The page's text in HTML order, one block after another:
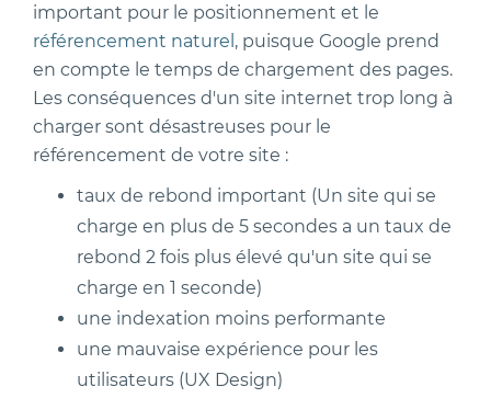
important pour le positionnement et le
référencement naturel , puisque Google prend
en compte le temps de chargement des pages.
Les conséquences d'un site internet trop long à
charger sont désastreuses pour le
référencement de votre site :
taux de rebond important (Un site qui se
charge en plus de 5 secondes a un taux de
rebond 2 fois plus élevé qu'un site qui se
charge en 1 seconde)
une indexation moins performante
une mauvaise expérience pour les
utilisateurs (UX Design)